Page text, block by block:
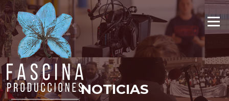
Saltar
al
contenido
Menú
NOTICIAS